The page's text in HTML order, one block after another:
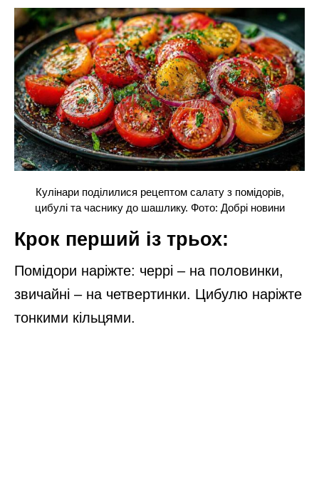
Кулінари поділилися рецептом салату з помідорів,
цибулі та часнику до шашлику. Фото: Добрі новини
Крок перший із трьох:
Помідори наріжте: черрі – на половинки,
звичайні – на четвертинки. Цибулю наріжте
тонкими кільцями.